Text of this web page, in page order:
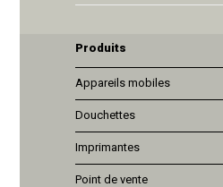
Produits
Appareils mobiles
Douchettes
Imprimantes
Point de vente